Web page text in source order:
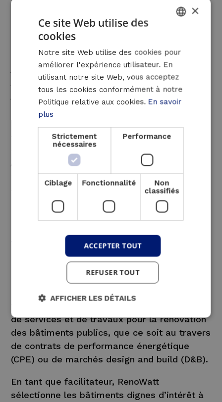
, CEO Luminus Solutions :«
Dans un contexte d’urgence climatique et
d’augmentation du prix des énergies, nous
sommes très heureux d’avoir été sélectionnés
par le RenoWatt et la commune de Flémalle
pour mettre en oeuvre ce contrat de
performance énergétique. Les travaux au sein
des 5 bâtiments seront réalisés
exclusivement avec des partenaires locaux et
supervisés par l’atelier d’architecture AAEG.
En matière environnementale, ce CPE
permettra de réduire les émissions de CO2
des bâtiments de plus de 30% et ce de
manière durable dans le temps ».
RenoWatt, facilitateur de la
Wallonie
RenoWatt, une initiative du Gouvernement
wallon, est un guichet unique qui réalise des
audits énergétiques et des études
techniques en vue de conclure des marchés
de services et de travaux pour la rénovation
des bâtiments publics, que ce soit au travers
de contrats de performance énergétique
(CPE) ou de marchés design and build (D&B).
En tant que facilitateur, RenoWatt
sélectionne les bâtiments dignes d’intérêt à
FRENCH
×
Ce site Web utilise des
cookies
Notre site Web utilise des cookies pour
améliorer l'expérience utilisateur. En
utilisant notre site Web, vous acceptez
tous les cookies conformément à notre
Politique relative aux cookies. En savoir
plus
Strictement
nécessaires
Performance
Ciblage Fonctionnalité
Non
classifiés
ACCEPTER TOUT
REFUSER TOUT
AFFICHER LES DÉTAILS